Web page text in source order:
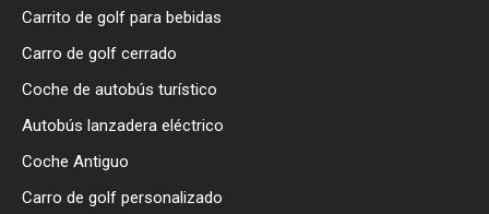
Carrito de golf para bebidas
Carro de golf cerrado
Coche de autobús turístico
Autobús lanzadera eléctrico
Coche Antiguo
Carro de golf personalizado